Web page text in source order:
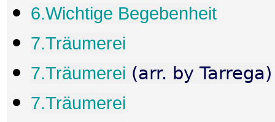
6.Wichtige Begebenheit
7.Träumerei
7.Träumerei (arr. by Tarrega)
7.Träumerei